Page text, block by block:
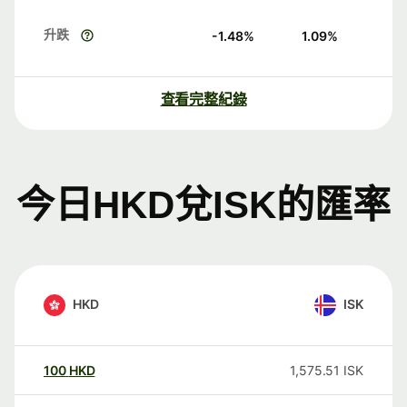
升跌 -1.48% 1.09%
查看完整紀錄
今日HKD兌ISK的匯率
HKD ISK
100 HKD 1,575.51 ISK